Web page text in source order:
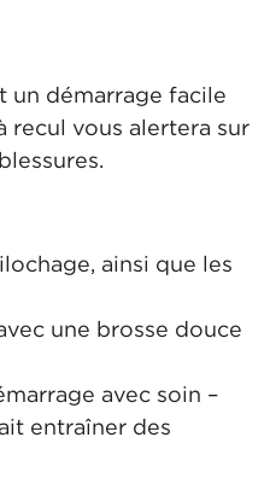
un démarrage facile
recul vous alertera sur
ainsi que les
une brosse douce
avec soin –
entraîner des